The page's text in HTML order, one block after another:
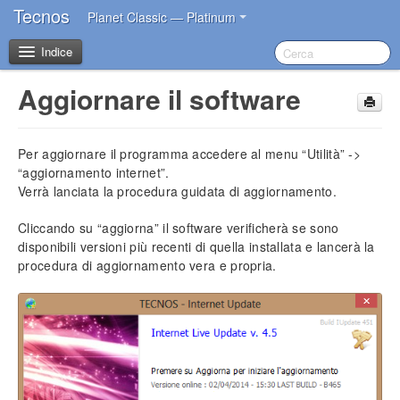
Tecnos Planet Classic — Platinum
Indice
Benvenuto
I primi passi dopo l’acquisto
Introduzione
Impostazioni iniziali
Installazione del software
Azzeramento archivi
Inserimento dati aziendali
Inserimento operatori base
Impostazione sconti in acquisto
Impostazione blocco prezzi
Aggiornare il software
Per aggiornare il programma accedere al menu “Utilità” ->
“aggiornamento internet”.
Verrà lanciata la procedura guidata di aggiornamento.
Cliccando su “aggiorna” il software verificherà se sono
disponibili versioni più recenti di quella installata e lancerà la
procedura di aggiornamento vera e propria.